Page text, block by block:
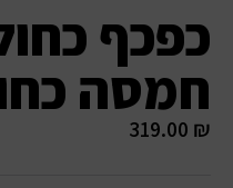
כפכף
חמסה
319.00 ₪